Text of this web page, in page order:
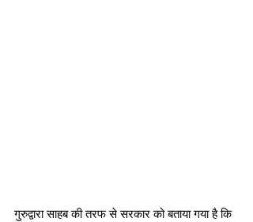
गुरुद्वारा साहब की तरफ से सरकार को बताया गया है कि